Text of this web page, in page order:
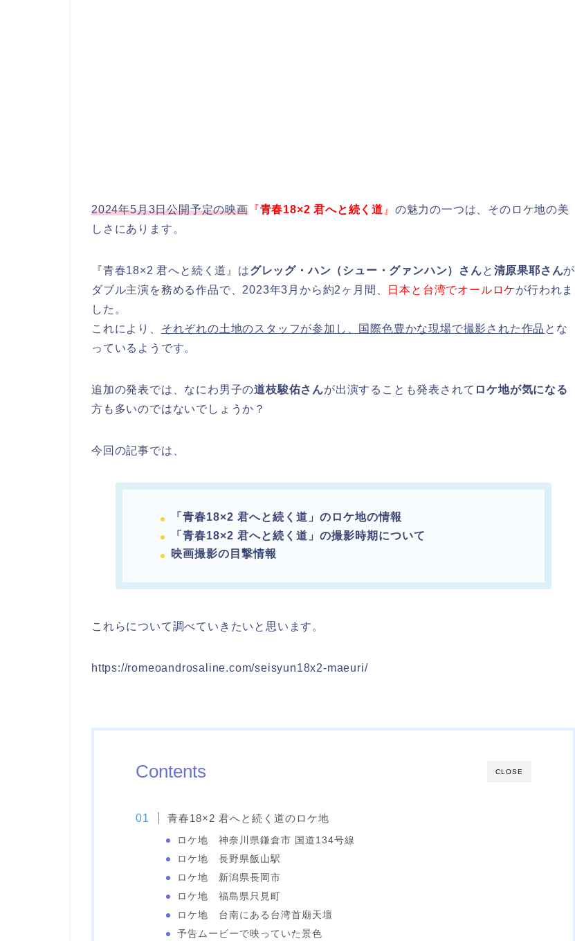
2024年5月3日公開予定の映画『青春18×2 君へと続く道 』 の魅力の一つは、そのロケ地の美
しさにあります。
『青春18×2 君へと続く道』はグレッグ・ハン（シュー・グァンハン）さんと 清原果耶さんが
ダブル主演を務める作品で、2023年3月から約2ヶ月間、
日本と台湾でオールロケが行われま
した。
これにより、 それぞれの土地のスタッフが参加し、国際色豊かな現場で撮影された作品 とな
っているようです。
追加の発表では、なにわ男子の道枝駿佑さんが出演することも発表されて ロケ地が気になる
方も多いのではないでしょうか？
今回の記事では、
「青春18×2 君へと続く道」のロケ地の情報
「青春18×2 君へと続く道」の撮影時期について
映画撮影の目撃情報
これらについて調べていきたいと思います。
https://romeoandrosaline.com/seisyun18x2-maeuri/
CLOSE
Contents
青春18×2 君へと続く道のロケ地
ロケ地 神奈川県鎌倉市 国道134号線
ロケ地 長野県飯山駅
ロケ地 新潟県長岡市
ロケ地 福島県只見町
ロケ地 台南にある台湾首廟天壇
予告ムービーで映っていた景色